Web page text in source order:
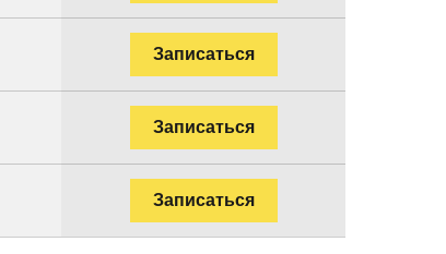
Записаться
Записаться
Записаться